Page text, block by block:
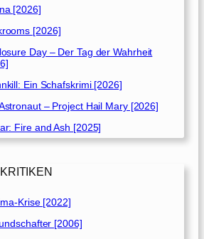
[2026]
[2026]
Day – Der Tag der Wahrheit
Ein Schafskrimi [2026]
– Project Hail Mary [2026]
Fire and Ash [2025]
Krise [2022]
[2006]